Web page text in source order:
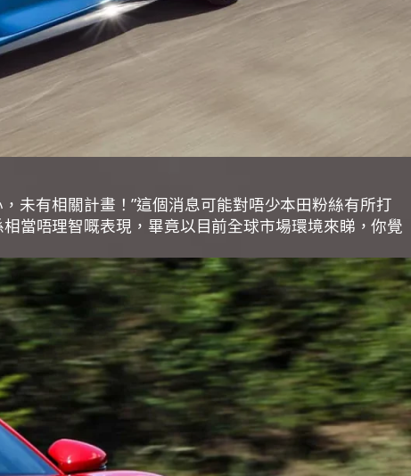
未有相關計畫！”這個消息可能對唔少本田粉絲有所打
當唔理智嘅表現，畢竟以目前全球市場環境來睇，你覺